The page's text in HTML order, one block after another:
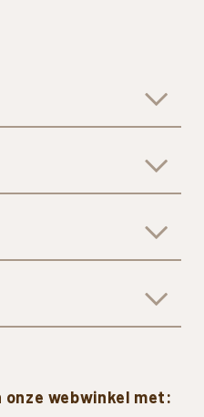
onze webwinkel met: